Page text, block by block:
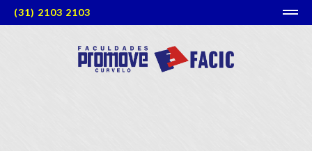
(31) 2103 2103